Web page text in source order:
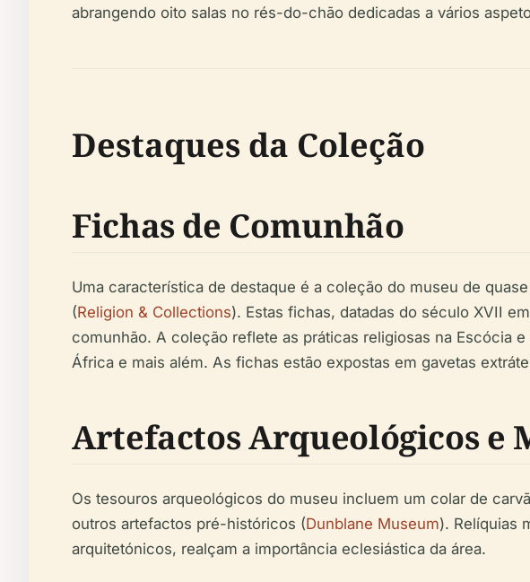
abrangendo oito salas no rés-do-chão dedicadas a vários
Destaques da Coleção
Fichas de Comunhão
Uma característica de destaque é a coleção do museu de
(Religion & Collections). Estas fichas, datadas do século XVII
comunhão. A coleção reflete as práticas religiosas na Escócia
África e mais além. As fichas estão expostas em gavetas
Artefactos Arqueológicos e
Os tesouros arqueológicos do museu incluem um colar de
outros artefactos pré-históricos (Dunblane Museum). Relíquias
arquitetónicos, realçam a importância eclesiástica da área.